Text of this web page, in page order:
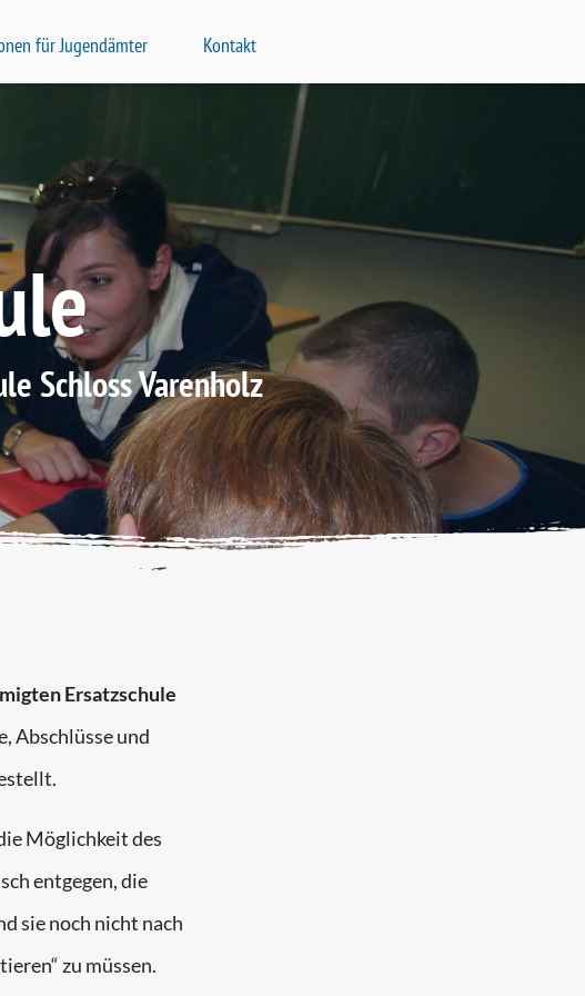
für Jugendämter Kontakt
Schloss Varenholz
Ersatzschule
Abschlüsse und
Möglichkeit des
entgegen, die
sie noch nicht nach
zu müssen.